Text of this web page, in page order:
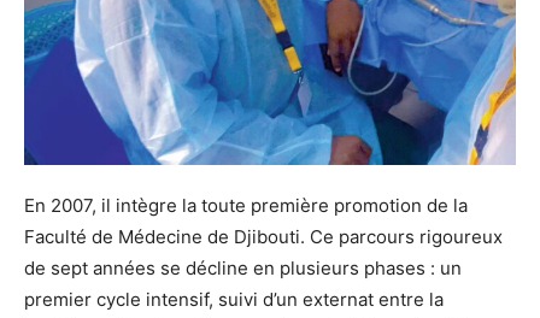
En 2007, il intègre la toute première promotion de la
Faculté de Médecine de Djibouti. Ce parcours rigoureux
de sept années se décline en plusieurs phases : un
premier cycle intensif, suivi d’un externat entre la